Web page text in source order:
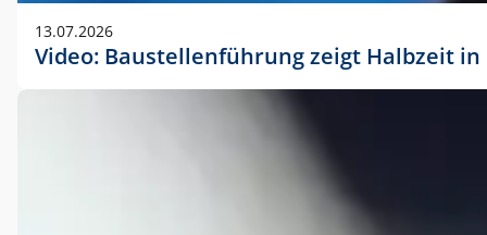
13.07.2026
Video: Baustellenführung zeigt Halbzeit